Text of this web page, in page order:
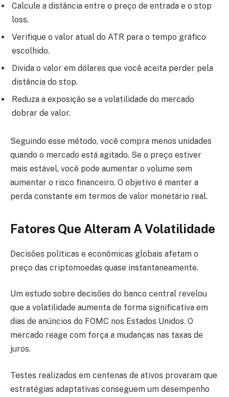
Calcule a distância entre o preço de entrada e o stop
loss.
Verifique o valor atual do ATR para o tempo gráfico
escolhido.
Divida o valor em dólares que você aceita perder pela
distância do stop.
Reduza a exposição se a volatilidade do mercado
dobrar de valor.
Seguindo esse método, você compra menos unidades
quando o mercado está agitado. Se o preço estiver
mais estável, você pode aumentar o volume sem
aumentar o risco financeiro. O objetivo é manter a
perda constante em termos de valor monetário real.
Fatores Que Alteram A Volatilidade
Decisões políticas e econômicas globais afetam o
preço das criptomoedas quase instantaneamente.
Um estudo sobre decisões do banco central revelou
que a volatilidade aumenta de forma significativa em
dias de anúncios do FOMC nos Estados Unidos. O
mercado reage com força a mudanças nas taxas de
juros.
Testes realizados em centenas de ativos provaram que
estratégias adaptativas conseguem um desempenho